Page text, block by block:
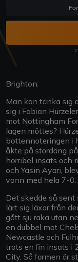
Brighton:
Man kan tänka sig
sig i Fabian
mot Nottingham
lagen möttes?
bottennoteringen i
åkte på stordäng
horribel insats och
och Yasin Ayari,
vann med hela 7-0.
Det skedde så
lärt sig läxor från
gått sju raka utan
en dubbel mot
Newcastle och
trots en fin insats i
City. Så formen är